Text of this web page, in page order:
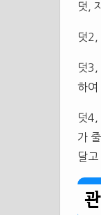
덧,
덧2,
덧3,
하여
덧4,
가
달고